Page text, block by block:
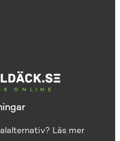
Läs mer